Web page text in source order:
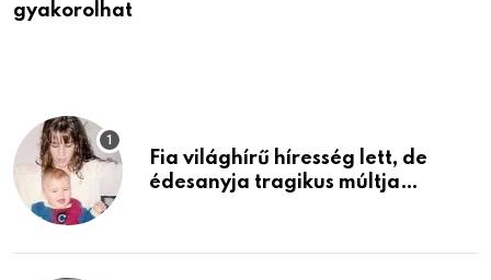
gyakorolhat
Fia világhírű híresség lett, de
édesanyja tragikus múltja